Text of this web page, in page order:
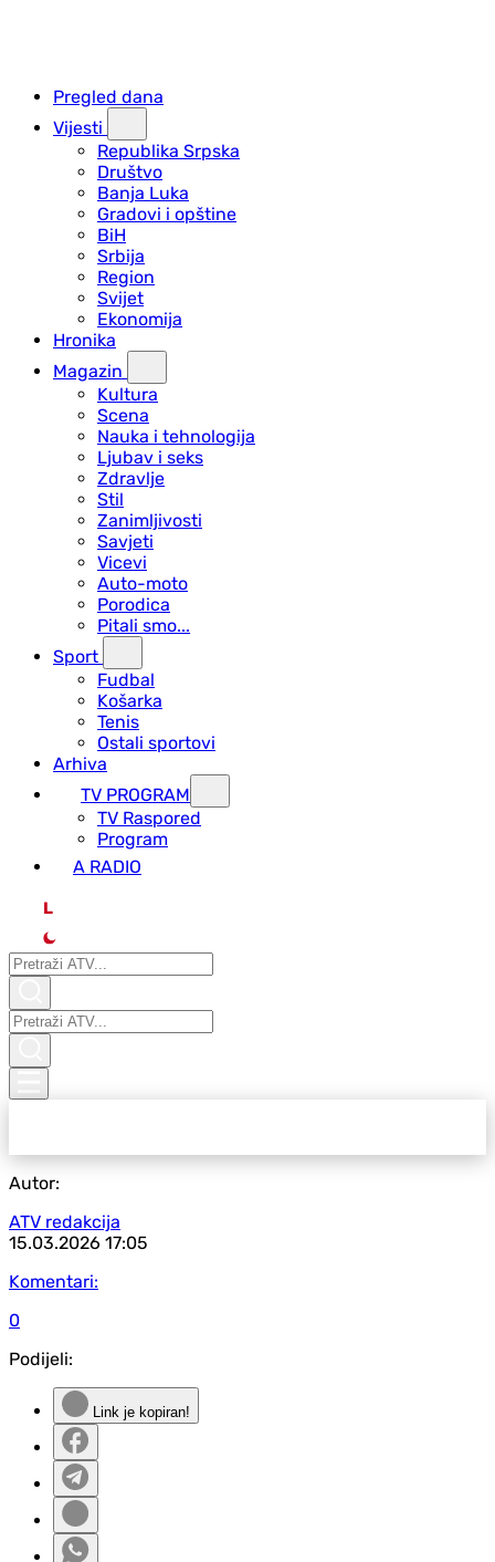
Pregled dana
Vijesti
Republika Srpska
Društvo
Banja Luka
Gradovi i opštine
BiH
Srbija
Region
Svijet
Ekonomija
Hronika
Magazin
Kultura
Scena
Nauka i tehnologija
Ljubav i seks
Zdravlje
Stil
Zanimljivosti
Savjeti
Vicevi
Auto-moto
Porodica
Pitali smo...
Sport
Fudbal
Košarka
Tenis
Ostali sportovi
Arhiva
TV PROGRAM
ТV Raspored
Program
A RADIO
L
Autor:
ATV redakcija
15.03.2026 17:05
Komentari:
0
Podijeli:
Link je kopiran!